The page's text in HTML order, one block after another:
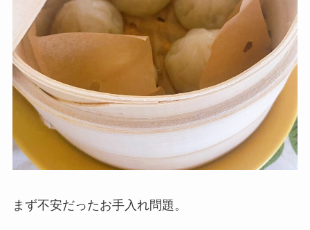
まず不安だったお手入れ問題。